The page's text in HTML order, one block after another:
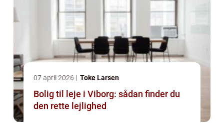
07 april 2026 Toke Larsen
Bolig til leje i Viborg: sådan finder du
den rette lejlighed